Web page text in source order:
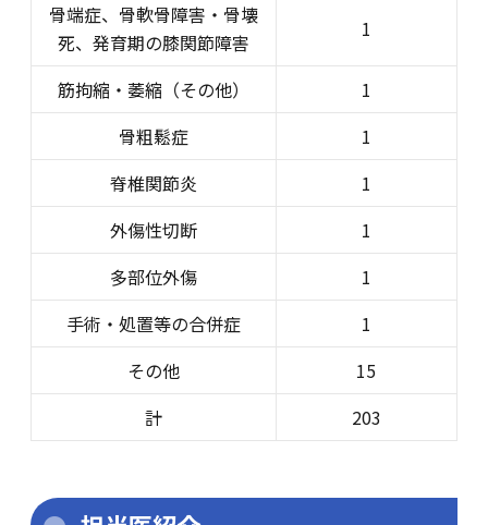
骨端症、骨軟骨障害・骨壊
死、発育期の膝関節障害
1
筋拘縮・萎縮（その他）
1
骨粗鬆症
1
脊椎関節炎
1
外傷性切断
1
多部位外傷
1
手術・処置等の合併症
1
その他
15
計
203